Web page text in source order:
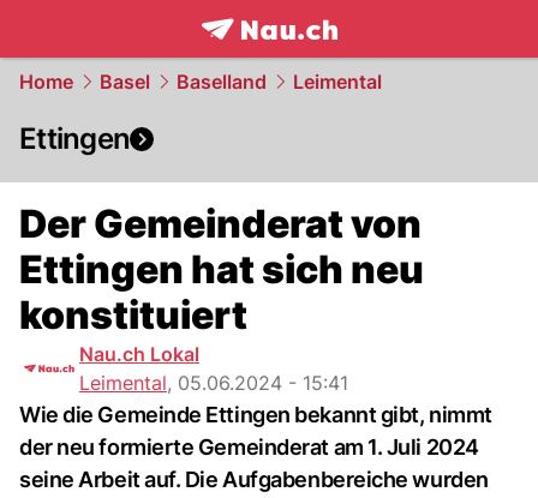
frontpage.NAU.ch
Home Basel Baselland Leimental
Ettingen
Der Gemeinderat von
Ettingen hat sich neu
konstituiert
Nau.ch Lokal
Leimental, 05.06.2024 - 15:41
Wie die Gemeinde Ettingen bekannt gibt, nimmt
der neu formierte Gemeinderat am 1. Juli 2024
seine Arbeit auf. Die Aufgabenbereiche wurden